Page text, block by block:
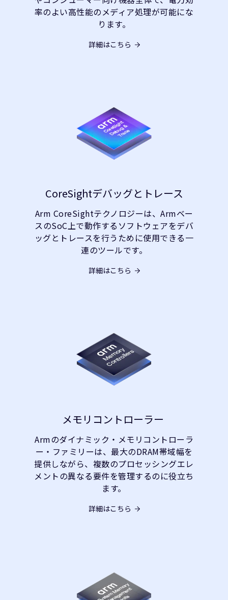
率のよい高性能のメディア処理が可能にな
ります。
詳細はこちら
CoreSightデバッグとトレース
Arm CoreSightテクノロジーは、Armベー
スのSoC上で動作するソフトウェアをデバ
ッグとトレースを行うために使用できる一
連のツールです。
詳細はこちら
メモリコントローラー
Armのダイナミック・メモリコントローラ
ー・ファミリーは、最大のDRAM帯域幅を
提供しながら、複数のプロセッシングエレ
メントの異なる要件を管理するのに役立ち
ます。
詳細はこちら